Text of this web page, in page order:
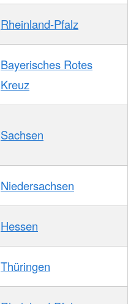
Rheinland-Pfalz
Bayerisches Rotes
Kreuz
Sachsen
Niedersachsen
Hessen
Thüringen